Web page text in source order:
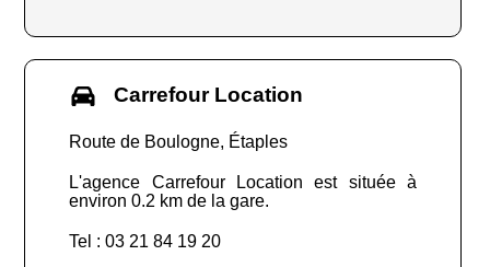
Carrefour Location
Route de Boulogne, Étaples
L'agence Carrefour Location est située à
environ 0.2 km de la gare.
Tel : 03 21 84 19 20